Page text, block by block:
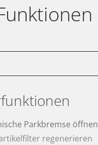
Parkbremse öffnen
regenerieren